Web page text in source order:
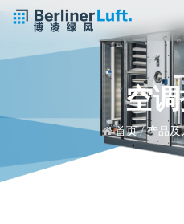
空
首页/产品及